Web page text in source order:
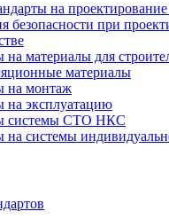
на
безопасности при
на материалы для
материалы
на монтаж
на эксплуатацию
системы СТО НКС
на системы